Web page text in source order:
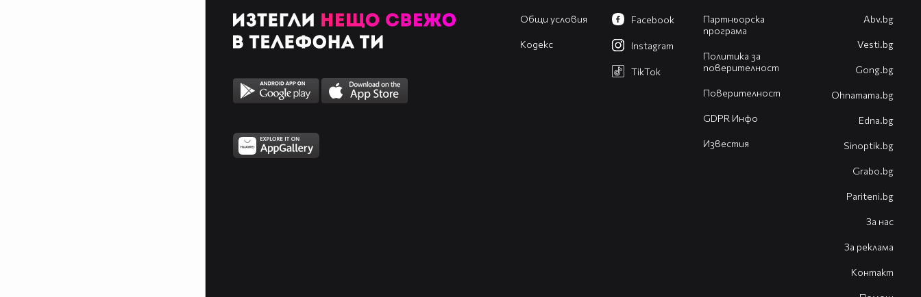
Общи условия
Кодекс
Партньорска
програма
Политика за
поверителност
Поверителност
GDPR Инфо
Известия
Facebook
Instagram
TikTok
Abv.bg
Vesti.bg
Gong.bg
Оhnamama.bg
Edna.bg
Sinoptik.bg
Grabo.bg
Pariteni.bg
За нас
За реклама
Контакт